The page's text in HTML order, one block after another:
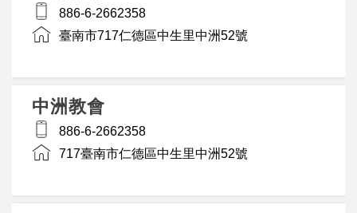
886-6-2662358
臺南市717仁德區中生里中洲52號
中洲教會
886-6-2662358
717臺南市仁德區中生里中洲52號